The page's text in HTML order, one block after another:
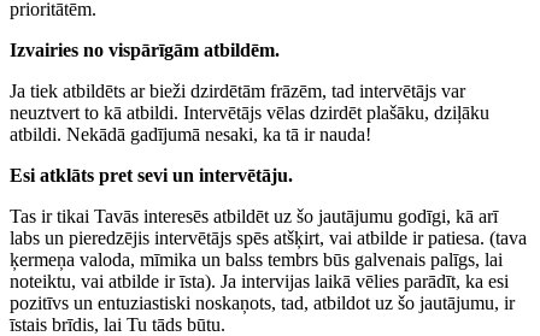
prioritātēm.
Izvairies no vispārīgām atbildēm.
Ja tiek atbildēts ar bieži dzirdētām frāzēm, tad intervētājs var
neuztvert to kā atbildi. Intervētājs vēlas dzirdēt plašāku, dziļāku
atbildi. Nekādā gadījumā nesaki, ka tā ir nauda!
Esi atklāts pret sevi un intervētāju.
Tas ir tikai Tavās interesēs atbildēt uz šo jautājumu godīgi, kā arī
labs un pieredzējis intervētājs spēs atšķirt, vai atbilde ir patiesa. (tava
ķermeņa valoda, mīmika un balss tembrs būs galvenais palīgs, lai
noteiktu, vai atbilde ir īsta). Ja intervijas laikā vēlies parādīt, ka esi
pozitīvs un entuziastiski noskaņots, tad, atbildot uz šo jautājumu, ir
īstais brīdis, lai Tu tāds būtu.